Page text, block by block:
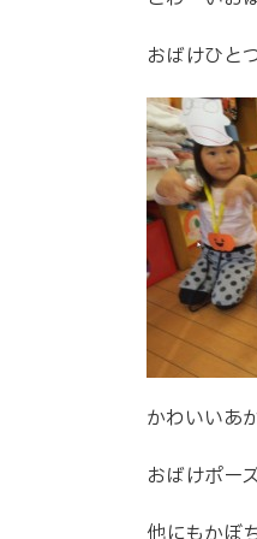
おばけひと
かわいいあ
おばけポー